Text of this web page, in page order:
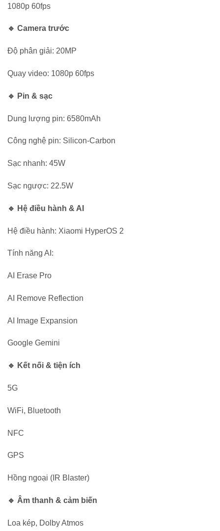
1080p 60fps
🔹 Camera trước
Độ phân giải: 20MP
Quay video: 1080p 60fps
🔹 Pin & sạc
Dung lượng pin: 6580mAh
Công nghệ pin: Silicon-Carbon
Sạc nhanh: 45W
Sạc ngược: 22.5W
🔹 Hệ điều hành & AI
Hệ điều hành: Xiaomi HyperOS 2
Tính năng AI:
AI Erase Pro
AI Remove Reflection
AI Image Expansion
Google Gemini
🔹 Kết nối & tiện ích
5G
WiFi, Bluetooth
NFC
GPS
Hồng ngoại (IR Blaster)
🔹 Âm thanh & cảm biến
Loa kép, Dolby Atmos